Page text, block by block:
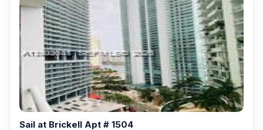
Sail at Brickell Apt # 1504